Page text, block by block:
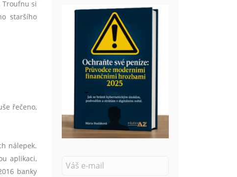
Troufnu si
staršího
řečeno,
nálepek.
aplikaci,
banky